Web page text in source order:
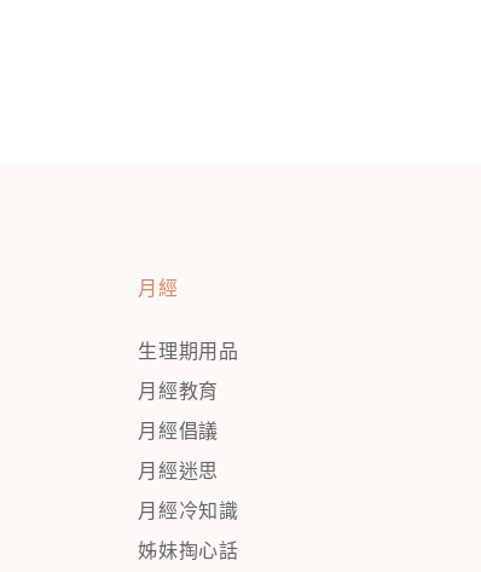
月經
生理期用品
月經教育
月經倡議
月經迷思
月經冷知識
姊妹掏心話